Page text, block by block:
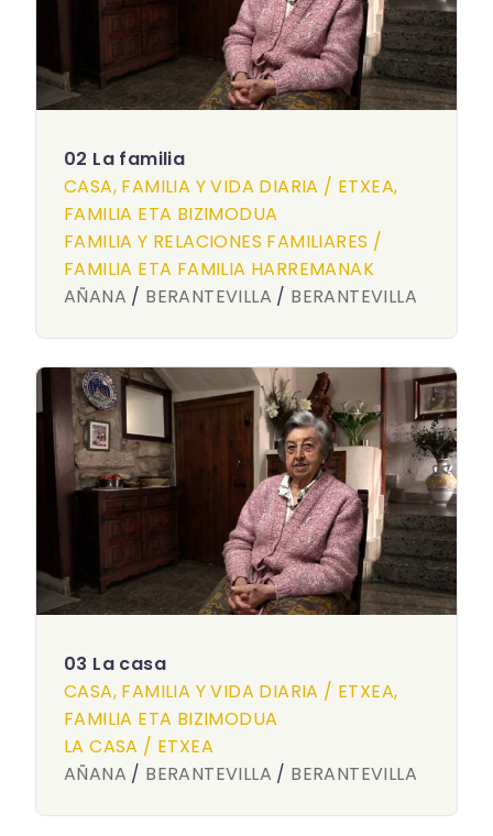
02 La familia
CASA, FAMILIA Y VIDA DIARIA / ETXEA,
FAMILIA ETA BIZIMODUA
FAMILIA Y RELACIONES FAMILIARES /
FAMILIA ETA FAMILIA HARREMANAK
AÑANA / BERANTEVILLA / BERANTEVILLA
03 La casa
CASA, FAMILIA Y VIDA DIARIA / ETXEA,
FAMILIA ETA BIZIMODUA
LA CASA / ETXEA
AÑANA / BERANTEVILLA / BERANTEVILLA